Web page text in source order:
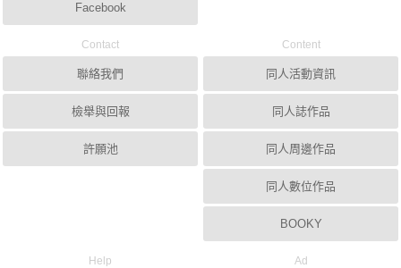
Facebook
Contact
聯絡我們
檢舉與回報
許願池
Content
同人活動資訊
同人誌作品
同人周邊作品
同人數位作品
BOOKY
Help Ad